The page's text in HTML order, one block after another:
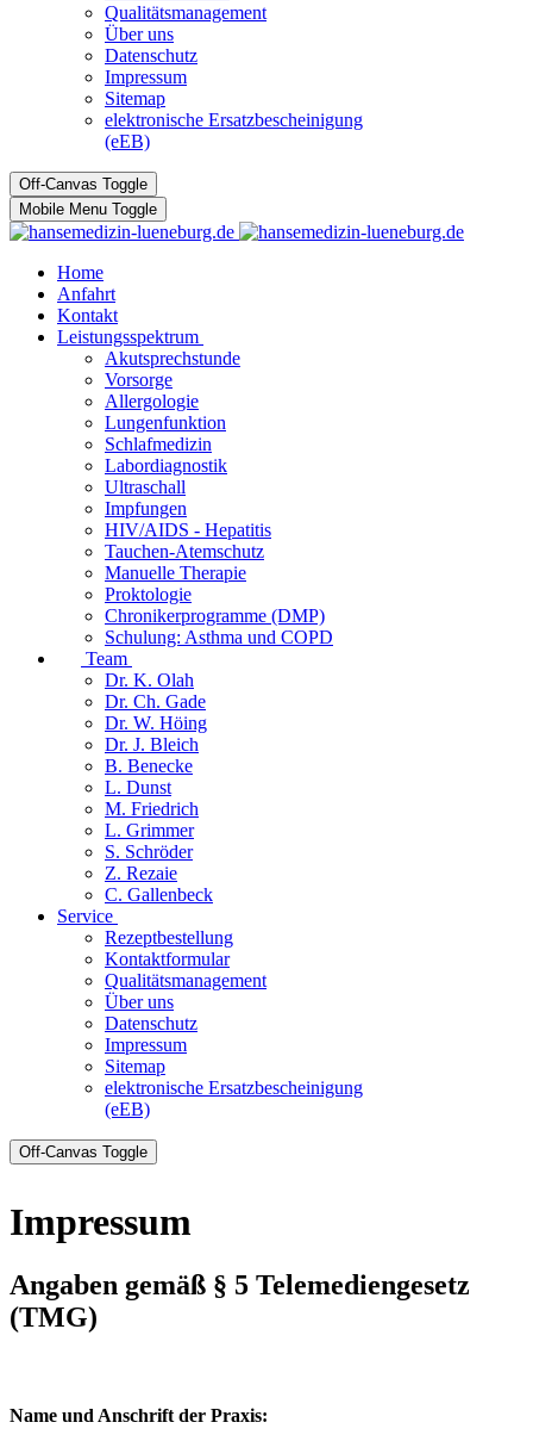
Qualitätsmanagement
Über uns
Datenschutz
Impressum
Sitemap
elektronische Ersatzbescheinigung
(eEB)
Off-Canvas Toggle
Mobile Menu Toggle
Home
Anfahrt
Kontakt
Leistungsspektrum
Akutsprechstunde
Vorsorge
Allergologie
Lungenfunktion
Schlafmedizin
Labordiagnostik
Ultraschall
Impfungen
HIV/AIDS - Hepatitis
Tauchen-Atemschutz
Manuelle Therapie
Proktologie
Chronikerprogramme (DMP)
Schulung: Asthma und COPD
Team
Dr. K. Olah
Dr. Ch. Gade
Dr. W. Höing
Dr. J. Bleich
B. Benecke
L. Dunst
M. Friedrich
L. Grimmer
S. Schröder
Z. Rezaie
C. Gallenbeck
Service
Rezeptbestellung
Kontaktformular
Qualitätsmanagement
Über uns
Datenschutz
Impressum
Sitemap
elektronische Ersatzbescheinigung
(eEB)
Off-Canvas Toggle
Impressum
Angaben gemäß § 5 Telemediengesetz
(TMG)
Name und Anschrift der Praxis: